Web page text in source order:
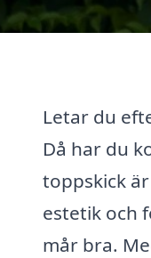
Letar du
Då har du
toppskick
estetik och
mår bra.